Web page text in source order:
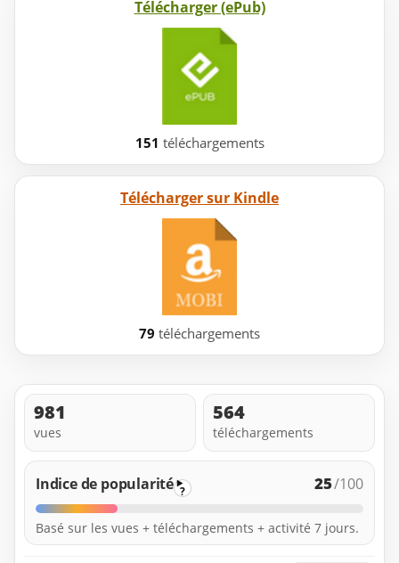
Télécharger (ePub)
151 téléchargements
Télécharger sur Kindle
79 téléchargements
981
vues
564
téléchargements
Indice de popularité ? 25/100
Basé sur les vues + téléchargements + activité 7 jours.